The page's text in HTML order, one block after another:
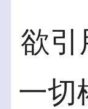
欲引
一切